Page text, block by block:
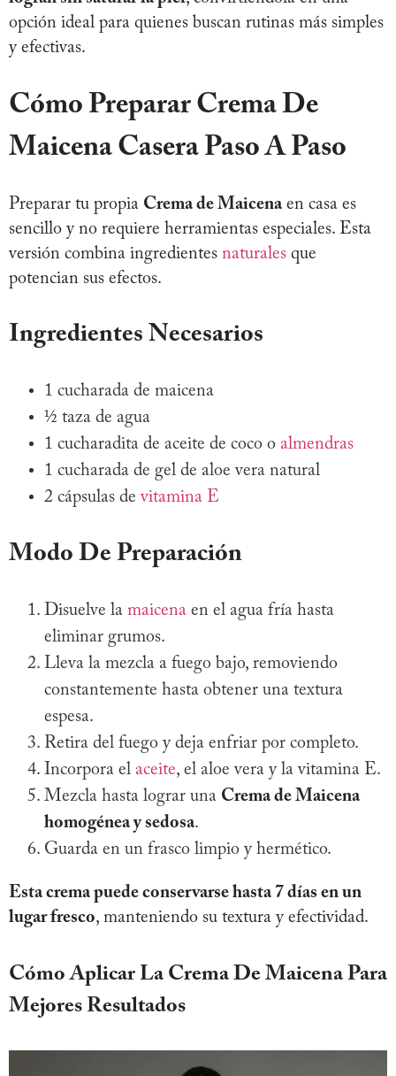
opción ideal para quienes buscan rutinas más simples
y efectivas.
Cómo Preparar Crema De
Maicena Casera Paso A Paso
Preparar tu propia Crema de Maicenaen casa es
sencillo y no requiere herramientas especiales. Esta
versión combina ingredientes naturales que
potencian sus efectos.
Ingredientes Necesarios
1 cucharada de maicena
½ taza de agua
1 cucharadita de aceite de coco o almendras
1 cucharada de gel de aloe vera natural
2 cápsulas devitamina E
Modo De Preparación
Disuelve la maicena en el agua fría hasta
eliminar grumos.
Lleva la mezcla a fuego bajo, removiendo
constantemente hasta obtener una textura
espesa.
Retira del fuego y deja enfriar por completo.
Incorpora el aceite, el aloe vera y la vitamina E.
Mezcla hasta lograr una Crema de Maicena
homogénea y sedosa.
Guarda en un frasco limpio y hermético.
Esta crema puede conservarse hasta 7 días en un
lugar fresco, manteniendo su textura y efectividad.
Cómo Aplicar La Crema De Maicena Para
Mejores Resultados